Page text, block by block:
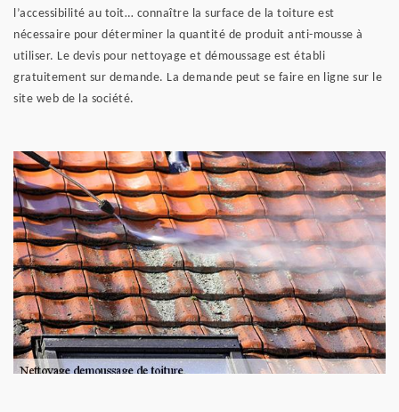
l’accessibilité au toit… connaître la surface de la toiture est
nécessaire pour déterminer la quantité de produit anti-mousse à
utiliser. Le devis pour nettoyage et démoussage est établi
gratuitement sur demande. La demande peut se faire en ligne sur le
site web de la société.